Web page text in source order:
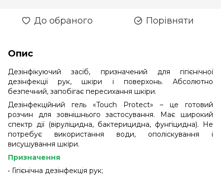
До обраного Порівняти
Опис
Дезінфікуючий засіб, призначений для гігієнічної
дезінфекції рук, шкіри і поверхонь. Абсолютно
безпечний, запобігає пересихання шкіри.
Дезінфекційний гель «Touch Protect» – це готовий
розчин для зовнішнього застосування. Має широкий
спектр дії (віруліцидна, бактерицидна, фунгіцидна). Не
потребує використання води, ополіскування і
висушування шкіри.
Призначення
• Гігієнічна дезінфекція рук;